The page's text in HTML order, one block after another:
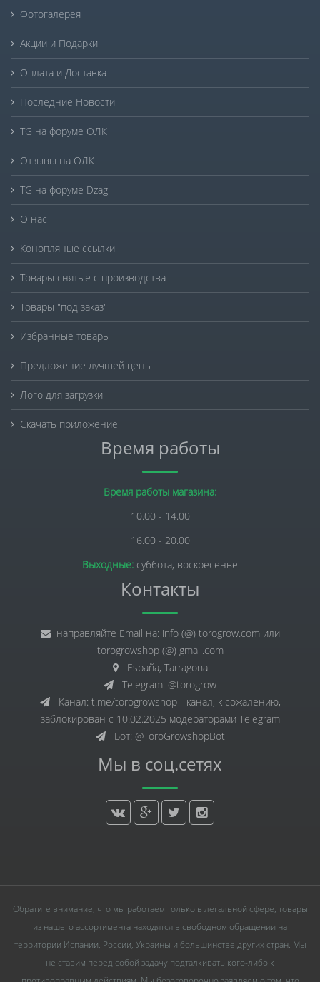
Фотогалерея
Акции и Подарки
Оплата и Доставка
Последние Новости
TG на форуме ОЛК
Отзывы на ОЛК
TG на форуме Dzagi
О нас
Конопляные ссылки
Товары снятые с производства
Товары "под заказ"
Избранные товары
Предложение лучшей цены
Лого для загрузки
Скачать приложение
Время работы
Время работы магазина:
10.00 - 14.00
16.00 - 20.00
Выходные: суббота, воскресенье
Контакты
направляйте Email на: info (@) torogrow.com или
torogrowshop (@) gmail.com
España, Tarragona
Telegram: @torogrow
Канал: t.me/torogrowshop - канал, к сожалению,
заблокирован с 10.02.2025 модераторами Telegram
Бот: @ToroGrowshopBot
Мы в соц.сетях
Обратите внимание, что мы работаем только в легальной сфере, товары
из нашего ассортимента находятся в свободном обращении на
территории Испании, России, Украины и большинстве других стран. Мы
не ставим перед собой задачу подталкивать кого-либо к